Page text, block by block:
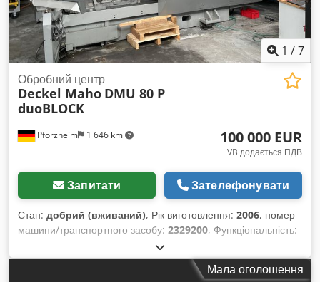
1 /7
Pforzheim 1 646 km
Обробний центр
Deckel Maho DMU 80 P
duoBLOCK
100 000 EUR
VB додається ПДВ
Запитати Зателефонувати
Стан: добрий (вживаний), Рік виготовлення: 2006, номер
машини/транспортного засобу: 2329200, Функціональність:
, мотогодини:
переміщення по осі X:800 мм, відстань переміщення по осі
, відстань переміщення осі Z: 800 мм , загальна
Мала оголошення